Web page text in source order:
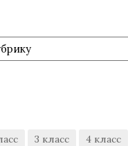
3 класс 4 класс